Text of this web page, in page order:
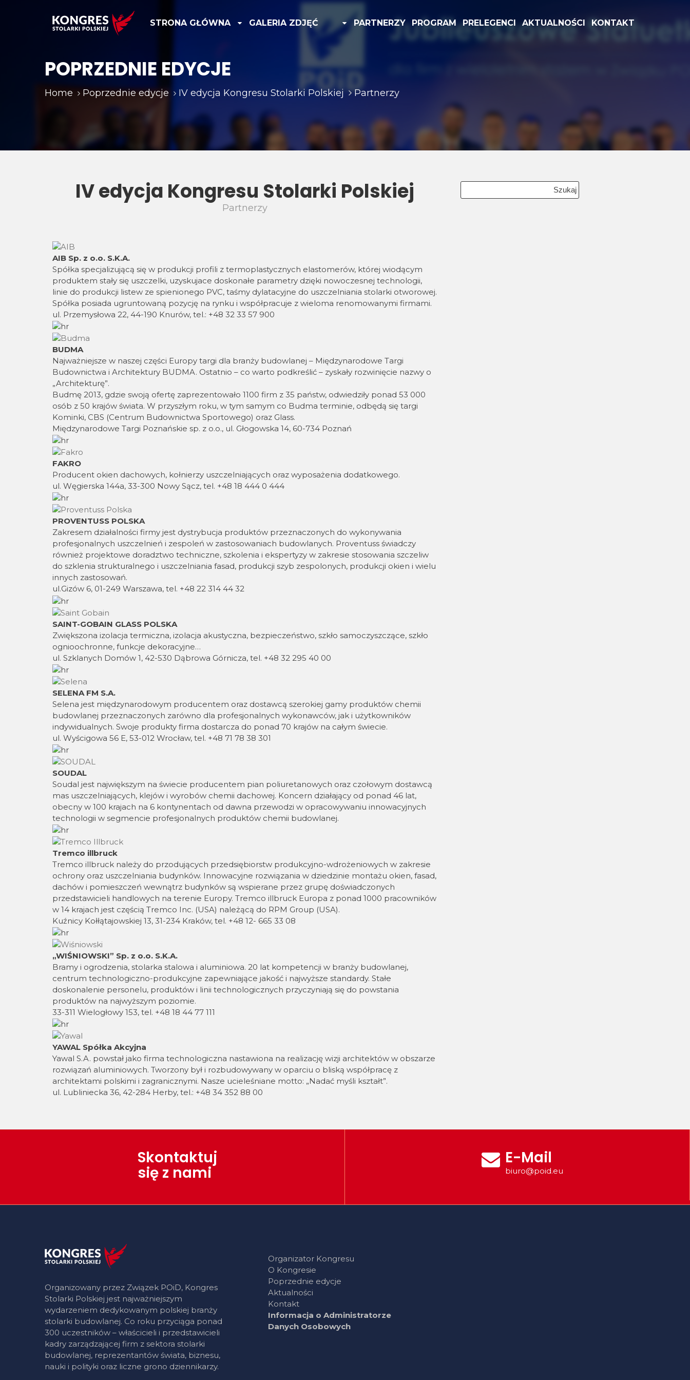
STRONA GŁÓWNA GALERIA ZDJĘĆ PARTNERZY PROGRAM PRELEGENCI AKTUALNOŚCI KONTAKT
POPRZEDNIE EDYCJE
Home Poprzednie edycje IV edycja Kongresu Stolarki Polskiej Partnerzy
IV edycja Kongresu Stolarki Polskiej
Partnerzy
AIB Sp. z o.o. S.K.A.
Spółka specjalizującą się w produkcji profili z termoplastycznych elastomerów, której wiodącym
produktem stały się uszczelki, uzyskujace doskonałe parametry dzięki nowoczesnej technologii,
linie do produkcji listew ze spienionego PVC, taśmy dylatacyjne do uszczelniania stolarki otworowej.
Spółka posiada ugruntowaną pozycję na rynku i współpracuje z wieloma renomowanymi firmami.
ul. Przemysłowa 22, 44-190 Knurów, tel.: +48 32 33 57 900
BUDMA
Najważniejsze w naszej części Europy targi dla branży budowlanej – Międzynarodowe Targi
Budownictwa i Architektury BUDMA. Ostatnio – co warto podkreślić – zyskały rozwinięcie nazwy o
„Architekturę”.
Budmę 2013, gdzie swoją ofertę zaprezentowało 1100 firm z 35 państw, odwiedziły ponad 53 000
osób z 50 krajów świata. W przyszłym roku, w tym samym co Budma terminie, odbędą się targi
Kominki, CBS (Centrum Budownictwa Sportowego) oraz Glass.
Międzynarodowe Targi Poznańskie sp. z o.o., ul. Głogowska 14, 60-734 Poznań
FAKRO
Producent okien dachowych, kołnierzy uszczelniających oraz wyposażenia dodatkowego.
ul. Węgierska 144a, 33-300 Nowy Sącz, tel. +48 18 444 0 444
PROVENTUSS POLSKA
Zakresem działalności firmy jest dystrybucja produktów przeznaczonych do wykonywania
profesjonalnych uszczelnień i zespoleń w zastosowaniach budowlanych. Proventuss świadczy
również projektowe doradztwo techniczne, szkolenia i ekspertyzy w zakresie stosowania szczeliw
do szklenia strukturalnego i uszczelniania fasad, produkcji szyb zespolonych, produkcji okien i wielu
innych zastosowań.
ul.Gizów 6, 01-249 Warszawa, tel. +48 22 314 44 32
SAINT-GOBAIN GLASS POLSKA
Zwiększona izolacja termiczna, izolacja akustyczna, bezpieczeństwo, szkło samoczyszczące, szkło
ognioochronne, funkcje dekoracyjne…
ul. Szklanych Domów 1, 42-530 Dąbrowa Górnicza, tel. +48 32 295 40 00
SELENA FM S.A.
Selena jest międzynarodowym producentem oraz dostawcą szerokiej gamy produktów chemii
budowlanej przeznaczonych zarówno dla profesjonalnych wykonawców, jak i użytkowników
indywidualnych. Swoje produkty firma dostarcza do ponad 70 krajów na całym świecie.
ul. Wyścigowa 56 E, 53-012 Wrocław, tel. +48 71 78 38 301
SOUDAL
Soudal jest największym na świecie producentem pian poliuretanowych oraz czołowym dostawcą
mas uszczelniających, klejów i wyrobów chemii dachowej. Koncern działający od ponad 46 lat,
obecny w 100 krajach na 6 kontynentach od dawna przewodzi w opracowywaniu innowacyjnych
technologii w segmencie profesjonalnych produktów chemii budowlanej.
Tremco illbruck
Tremco illbruck należy do przodujących przedsiębiorstw produkcyjno-wdrożeniowych w zakresie
ochrony oraz uszczelniania budynków. Innowacyjne rozwiązania w dziedzinie montażu okien, fasad,
dachów i pomieszczeń wewnątrz budynków są wspierane przez grupę doświadczonych
przedstawicieli handlowych na terenie Europy. Tremco illbruck Europa z ponad 1000 pracowników
w 14 krajach jest częścią Tremco Inc. (USA) należącą do RPM Group (USA).
Kuźnicy Kołłątajowskiej 13, 31-234 Kraków, tel. +48 12- 665 33 08
„WIŚNIOWSKI” Sp. z o.o. S.K.A.
Bramy i ogrodzenia, stolarka stalowa i aluminiowa. 20 lat kompetencji w branży budowlanej,
centrum technologiczno-produkcyjne zapewniające jakość i najwyższe standardy. Stałe
doskonalenie personelu, produktów i linii technologicznych przyczyniają się do powstania
produktów na najwyższym poziomie.
33-311 Wielogłowy 153, tel. +48 18 44 77 111
YAWAL Spółka Akcyjna
Yawal S.A. powstał jako firma technologiczna nastawiona na realizację wizji architektów w obszarze
rozwiązań aluminiowych. Tworzony był i rozbudowywany w oparciu o bliską współpracę z
architektami polskimi i zagranicznymi. Nasze ucieleśniane motto: „Nadać myśli kształt”.
ul. Lubliniecka 36, 42-284 Herby, tel.: +48 34 352 88 00
Skontaktuj
się z nami
E-Mail
biuro@poid.eu
Organizowany przez Związek POiD, Kongres
Stolarki Polskiej jest najważniejszym
wydarzeniem dedykowanym polskiej branży
stolarki budowlanej. Co roku przyciąga ponad
300 uczestników – właścicieli i przedstawicieli
kadry zarządzającej firm z sektora stolarki
budowlanej, reprezentantów świata, biznesu,
nauki i polityki oraz liczne grono dziennikarzy.
Organizator Kongresu
O Kongresie
Poprzednie edycje
Aktualności
Kontakt
Informacja o Administratorze
Danych Osobowych